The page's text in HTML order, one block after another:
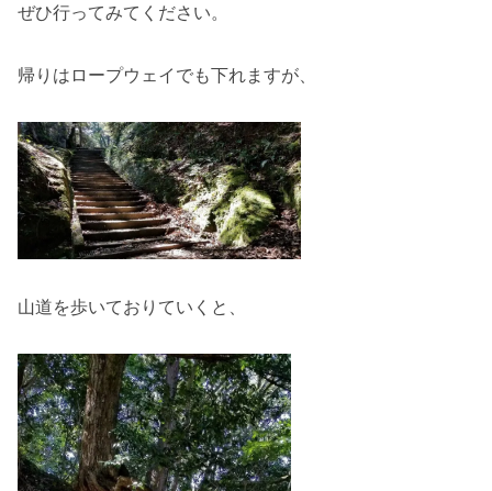
ぜひ行ってみてください。
帰りはロープウェイでも下れますが、
山道を歩いておりていくと、